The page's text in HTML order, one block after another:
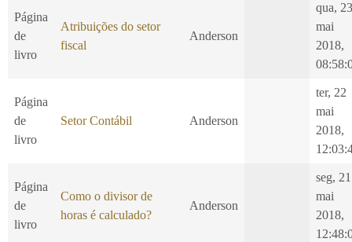
Página
de
livro
Atribuições do setor
fiscal
Anderson
qua, 23
mai
2018,
Página
de
livro
Setor Contábil Anderson
ter, 22
mai
2018,
Página
de
livro
Como o divisor de
horas é calculado?
Anderson
seg, 21
mai
2018,